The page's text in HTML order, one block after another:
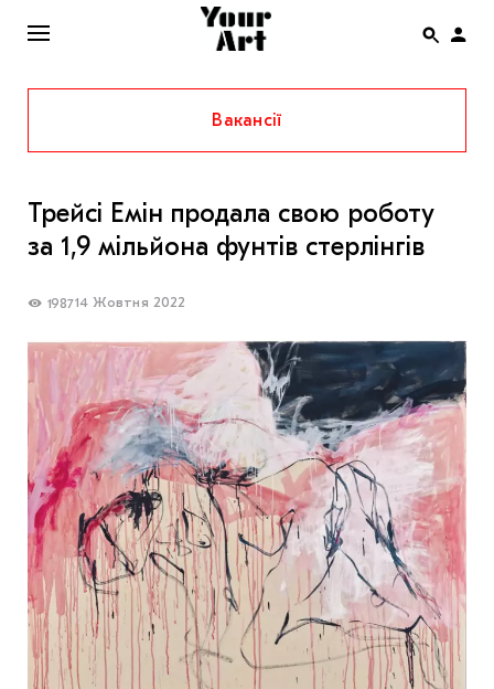
ENG
НОВИНИ
АФІША
ІНТЕРВ’Ю
КОЛОНКИ
СПЕЦПРОЄКТИ
THE UKRAINIAN PAVILION AT VENICE BIENNALE
2022
МАРІУПОЛЬСЬКІ МАРГІНАЛІЇ
ДОСЛІДНИЦЬКА ПЛАТФОРМА
ЗАПАЛЕННЯ
CARPATHIAN CULT ПРО РІЗДВЯНІ СВЯТА
Вакансії
Трейсі Емін продала свою роботу
за 1,9 мільйона фунтів стерлінгів
198714 Жовтня 2022